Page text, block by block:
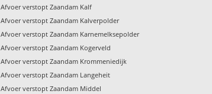
Afvoer verstopt Zaandam Kalf
Afvoer verstopt Zaandam Kalverpolder
Afvoer verstopt Zaandam Karnemelksepolder
Afvoer verstopt Zaandam Kogerveld
Afvoer verstopt Zaandam Krommeniedijk
Afvoer verstopt Zaandam Langeheit
Afvoer verstopt Zaandam Middel